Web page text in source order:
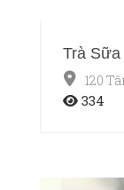
Trà Sữa
120
334